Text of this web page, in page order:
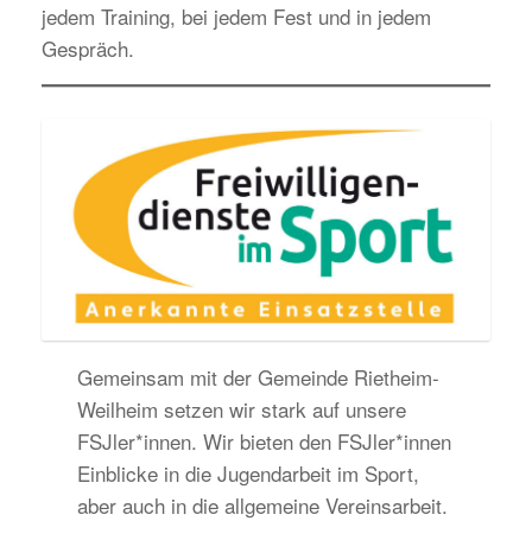
jedem Training, bei jedem Fest und in jedem
Gespräch.
Gemeinsam mit der Gemeinde Rietheim-
Weilheim setzen wir stark auf unsere
FSJler*innen. Wir bieten den FSJler*innen
Einblicke in die Jugendarbeit im Sport,
aber auch in die allgemeine Vereinsarbeit.